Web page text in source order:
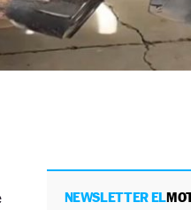
NEWSLETTER EL